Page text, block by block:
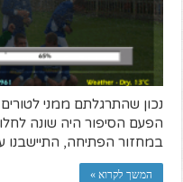
נכון שהתרגלתם ממני
במחזור הפתיחה,
המשך לקרוא »